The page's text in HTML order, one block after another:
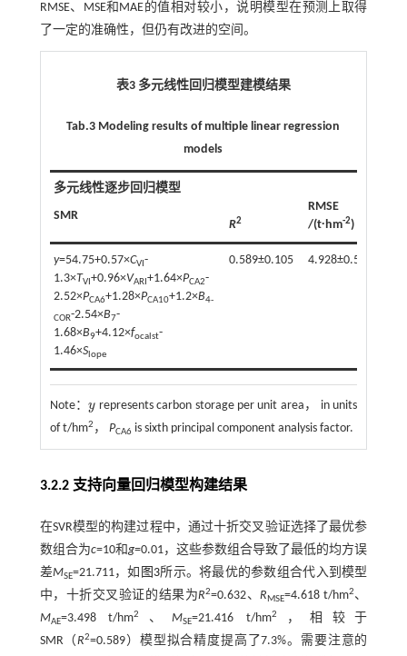
RMSE、MSE和MAE的值相对较小，说明模型在预测上取得
了一定的准确性，但仍有改进的空间。
表3 多元线性回归模型建模结果
Tab.3 Modeling results of multiple linear regression
models
多元线性逐步回归模型
SMR
R2
RMSE
/(t∙hm-2)
y=54.75+0.57×CVI -
1.3×TVI +0.96×VARI +1.64×PCA2-
2.52×PCA6+1.28×PCA10+1.2×B4-
COR-2.54×B7-
1.68×B9+4.12×focalst-
1.46×S lope
0.589±0.105 4.928±0.559
Note：y
y represents carbon storage per unit area， in units
of t/hm2 ， PCA6is sixth principal component analysis factor.
3.2.2 支持向量回归模型构建结果
在SVR模型的构建过程中，通过十折交叉验证选择了最优参
数组合为c=10和g=0.01，这些参数组合导致了最低的均方误
差MSE=21.711，如 图3所示。将最优的参数组合代入到模型
中，十折交叉验证的结果为R2=0.632、RMSE=4.618 t/hm2、
MAE=3.498 t/hm2 、MSE=21.416 t/hm2
，相较于
SMR（R2=0.589）模型拟合精度提高了7.3%。需要注意的